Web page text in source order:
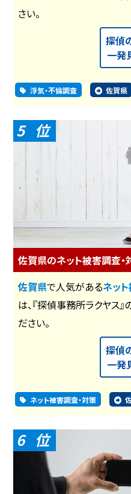
さい。
探偵
一発
浮気・不倫調査 佐賀県
5
佐賀県のネット被害調査
佐賀県で人気があるネッ
は、『探偵事務所ラクヤス
ださい。
探偵
一発
ネット被害調査・対策
6